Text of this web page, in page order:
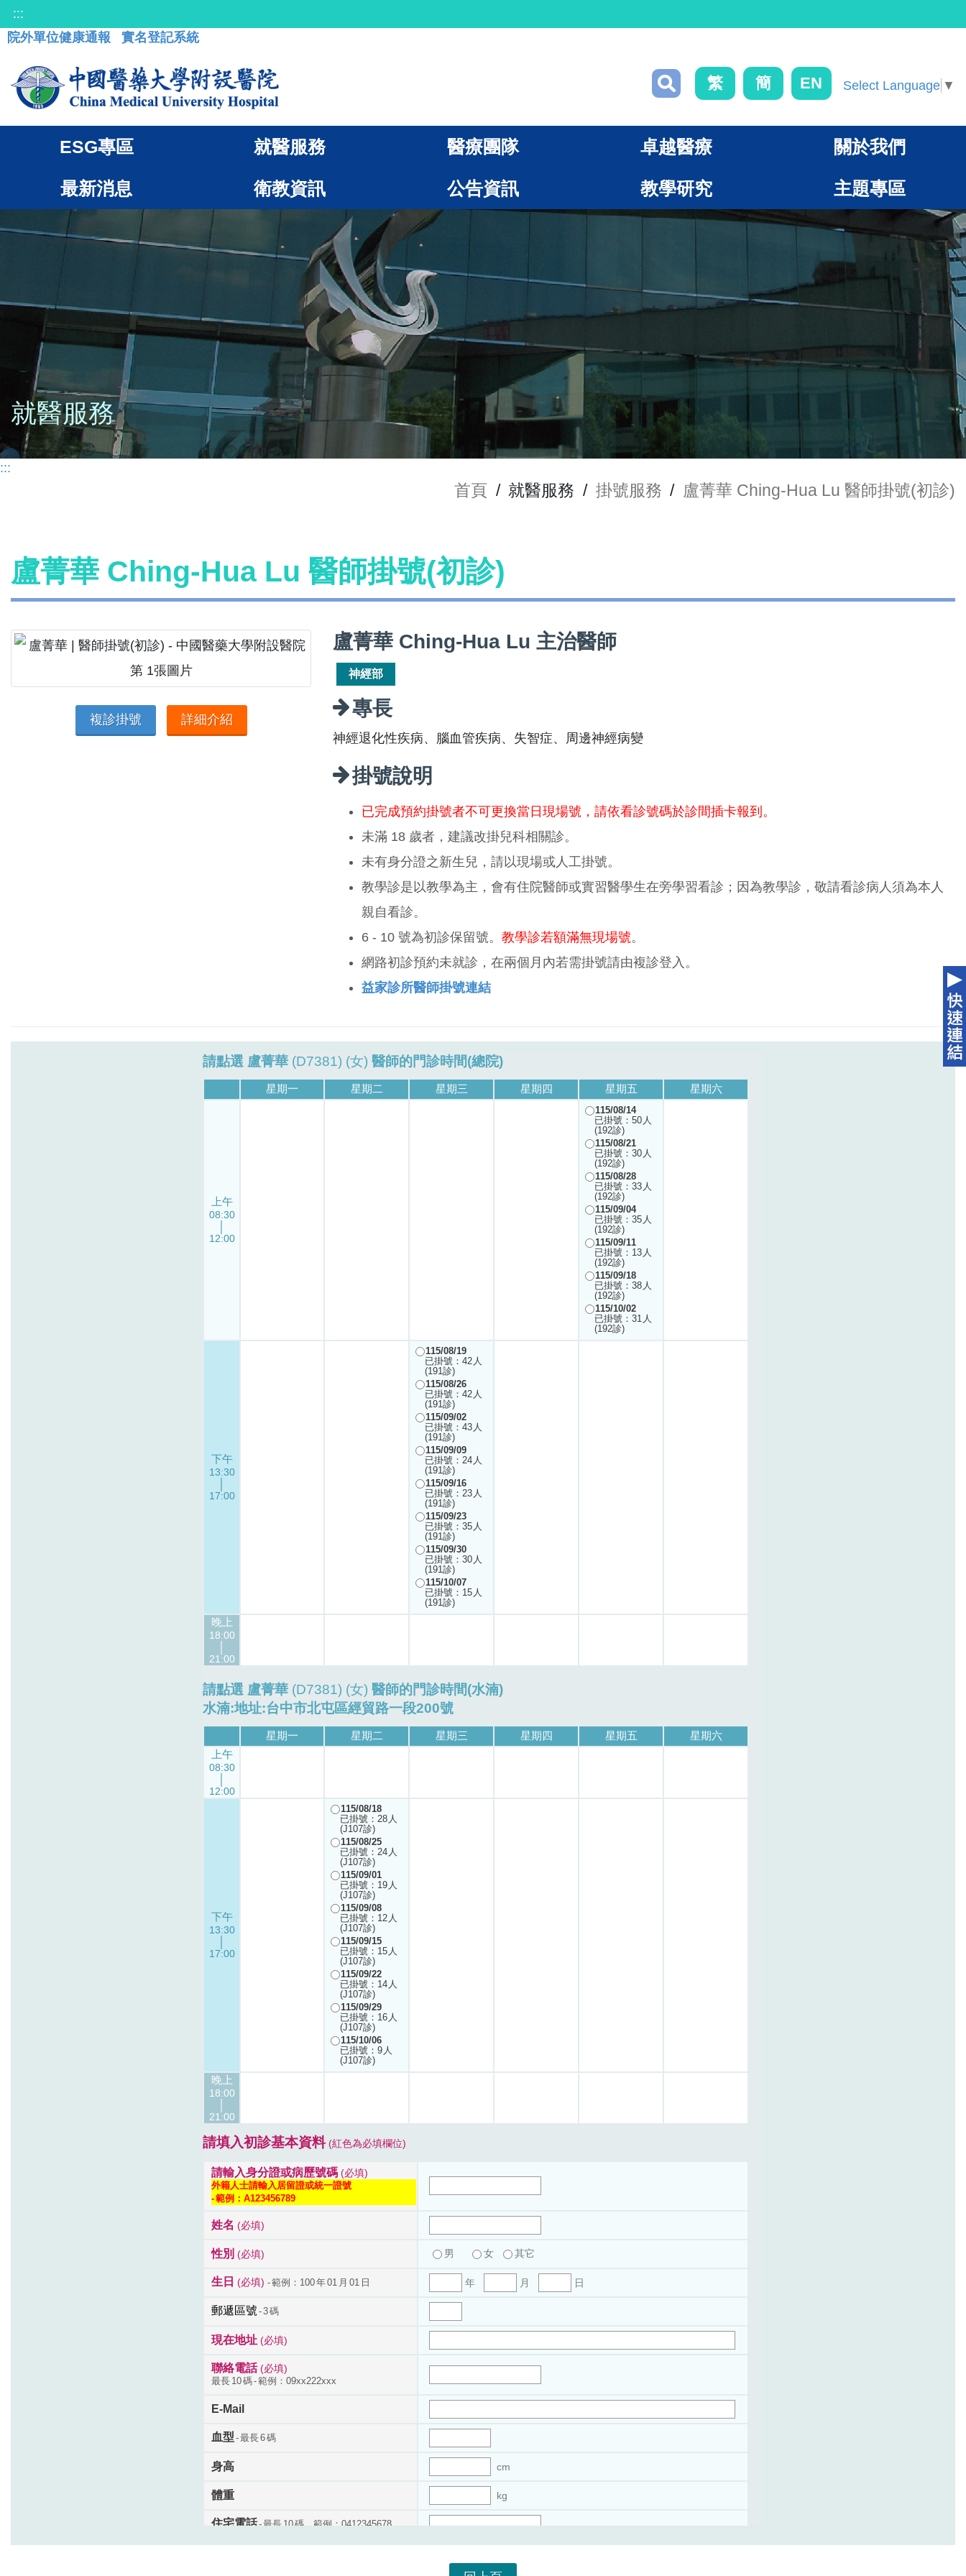
:::
院外單位健康通報
實名登記系統
繁 簡 EN Select Language ▼
ESG專區 就醫服務 醫療團隊 卓越醫療 關於我們
最新消息 衛教資訊 公告資訊 教學研究 主題專區
就醫服務
:::
首頁 / 就醫服務 / 掛號服務 / 盧菁華 Ching-Hua Lu 醫師掛號(初診)
盧菁華 Ching-Hua Lu 醫師掛號(初診)
複診掛號 詳細介紹
盧菁華 Ching-Hua Lu 主治醫師
神經部
專長
神經退化性疾病、腦血管疾病、失智症、周邊神經病變
掛號說明
已完成預約掛號者不可更換當日現場號，請依看診號碼於診間插卡報到。
未滿 18 歲者，建議改掛兒科相關診。
未有身分證之新生兒，請以現場或人工掛號。
教學診是以教學為主，會有住院醫師或實習醫學生在旁學習看診；因為教學診，敬請看診病人須為本人
親自看診。
6 - 10 號為初診保留號。 教學診若額滿無現場號。
網路初診預約未就診，在兩個月內若需掛號請由複診登入。
益家診所醫師掛號連結